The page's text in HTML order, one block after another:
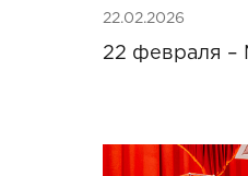
22.02.2026
22 февраля –